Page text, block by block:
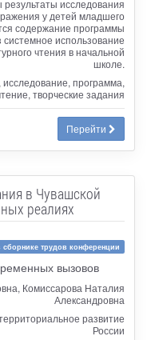
исследования
у детей младшего
содержание программы
использование
чтения в начальной
школе.
программа,
творческие задания
Перейти
в Чувашской
реалиях
сборнике трудов конференции
вызовов
Комиссарова Наталия
Александровна
развитие
России